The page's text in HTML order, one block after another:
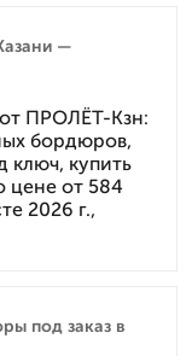
—
ПРОЛЁТ-Кзн:
бордюров,
купить
цене от 584
2026 г.,
под заказ в